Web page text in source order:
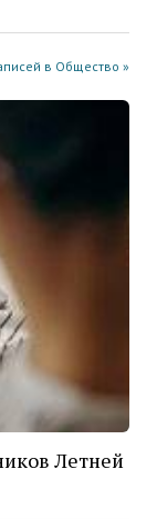
в Общество »
Летней